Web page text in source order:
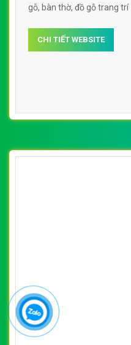
gỗ, bàn thờ, đồ gỗ trang trí
CHI TIẾT WEBSITE